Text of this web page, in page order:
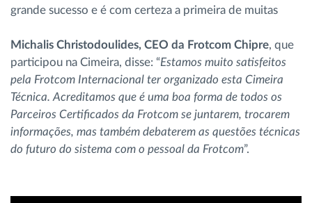
grande sucesso e é com certeza a primeira de muitas
Michalis Christodoulides, CEO da Frotcom Chipre, que
participou na Cimeira, disse: “Estamos muito satisfeitos
pela Frotcom Internacional ter organizado esta Cimeira
Técnica. Acreditamos que é uma boa forma de todos os
Parceiros Certificados da Frotcom se juntarem, trocarem
informações, mas também debaterem as questões técnicas
do futuro do sistema com o pessoal da Frotcom”.